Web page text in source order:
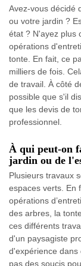
Avez-vous décidé
ou votre jardin ?
état ? N'ayez plus
opérations
tonte. En fait, ce
milliers de fois.
de travail. À côté
possible que s'il
que les devis de
professionnel.
À qui peut-on
jardin ou de
Plusieurs travaux
espaces verts. En
opérations
des arbres, la
ces différents
d'un paysagiste
d'expérience dans
pas des soucis